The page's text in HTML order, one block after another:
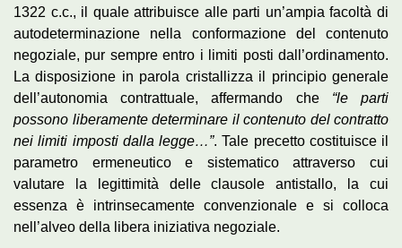
1322 c.c., il quale attribuisce alle parti un’ampia facoltà di
autodeterminazione nella conformazione del contenuto
negoziale, pur sempre entro i limiti posti dall’ordinamento.
La disposizione in parola cristallizza il principio generale
dell’autonomia contrattuale, affermando che “le parti
possono liberamente determinare il contenuto del contratto
nei limiti imposti dalla legge…”. Tale precetto costituisce il
parametro ermeneutico e sistematico attraverso cui
valutare la legittimità delle clausole antistallo, la cui
essenza è intrinsecamente convenzionale e si colloca
nell’alveo della libera iniziativa negoziale.